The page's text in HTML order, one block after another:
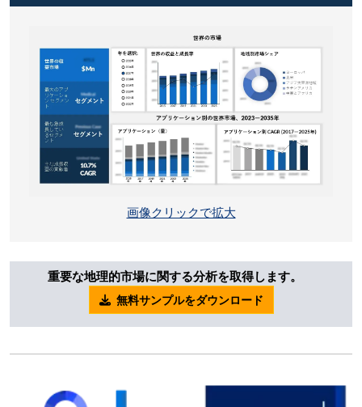
画像クリックで拡大
重要な地理的市場に関する分析を取得します。
無料サンプルをダウンロード